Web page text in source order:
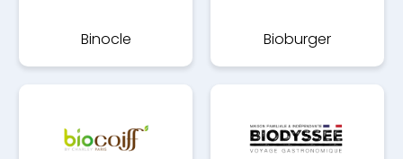
Binocle Bioburger